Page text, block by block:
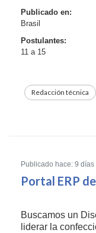
Publicado en:
Brasil
Postulantes:
11 a 15
Redacción técnica
Publicado hace: 9 días
Portal ERP
Buscamos un
liderar la